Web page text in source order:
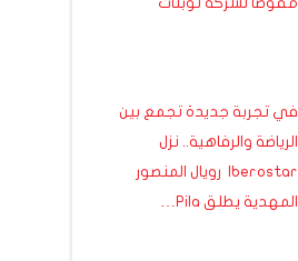
في تجربة جديدة تجمع بين
الرياضة والرفاهية.. نزل
Iberostar رويال المنصور
المهدية يطلق Pila…